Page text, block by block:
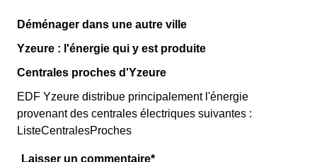
Déménager dans une autre ville
Yzeure : l'énergie qui y est produite
Centrales proches d'Yzeure
EDF Yzeure distribue principalement l'énergie
provenant des centrales électriques suivantes :
ListeCentralesProches
Laisser un commentaire*